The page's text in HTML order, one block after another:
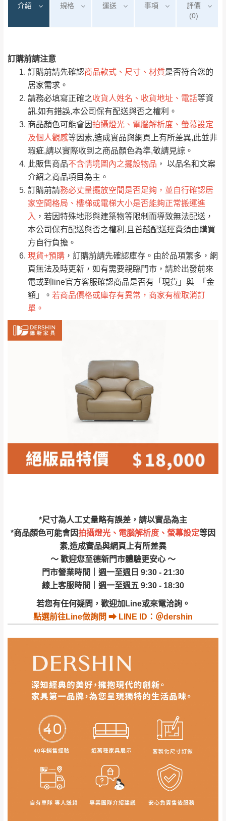
介紹
規格
運送
事項
評價
(0)
訂購前請注意
訂購前請先確認商品款式、尺寸、材質是否符合您的
居家需求。
請務必填寫正確之收貨人姓名、收貨地址、電話等資
訊,如有錯誤,本公司保有配送與否之權利。
商品顏色可能會因拍攝燈光、電腦解析度、螢幕設定
及個人觀感等因素,造成實品與網頁上有所差異,此並非
瑕疵,請以實際收到之商品顏色為準,敬請見諒。
此販售商品不含情境圖內之擺設物品 ， 以品名和文案
介紹之商品項目為主。
訂購前請務必丈量擺放空間是否足夠，並自行確認居
家空間格局、樓梯或電梯大小是否能夠正常搬運進
入 ，若因特殊地形與建築物等限制而導致無法配送，
本公司保有配送與否之權利,且首趟配送運費須由購買
方自行負擔。
現貨+預購 ，訂購前請先確認庫存。由於品項繁多，網
頁無法及時更新，如有需要親臨門市，請於出發前來
電或到line官方客服確認商品是否有「現貨」與 「金
額」。 若商品價格或庫存有異常，商家有權取消訂
單。
*尺寸為人工丈量略有誤差，請以實品為主
*商品顏色可能會因拍攝燈光、電腦解析度、螢幕設定等因
素,造成實品與網頁上有所差異
～ 歡迎您至德新門市體驗更安心 ～
門市營業時間｜週一至週日 9:30 - 21:30
線上客服時間｜週一至週五 9:30 - 18:30
若您有任何疑問，歡迎加Line或來電洽詢。
點選前往Line做詢問 ⮕ LINE ID：＠dershin
運 費 說 明
運送地區 運送費用
偏遠地區
（請先線上詢問 LINE
→@dershin ）
桃園
免 運
費
復興鄉
新竹
峨眉鄉、五峰鄉、
橫山、北埔鄉、尖
石鄉、寶山鄉山
區、新埔山區、芎
里
台北 無
區、北投湖山路、
$ 9,000以上：免
NT$500元
＊A108產品另收運費
NT$500元
＊A108產品另收運費
安鄉、大湖鄉、頭
屋、獅潭鄉
配送天數：5~14天
到貨時間：指定送貨日當天以電話聯絡確認
｜周（一）配送部門固定公休無送貨｜
台北市、新北市地區固定每周(三)、(日)兩天收送貨
暫無配送地區：彰化、南投、雲林、嘉義、台南、高
雄、屏東、宜蘭、 花蓮、台東、金門、馬祖、澎湖地區
（可於LINE線上詢問 →@dershin）
加收說明
。
注意事項：
由於品項繁多，網頁無法及時更新，如有需
要購買商品，請於出發前來電或到「官方
Line客服」來信確認商品是否有「現貨」與
「金額」。
若商品價格或庫存有異常，商家有權取消訂
單。部分網路商品恕無法更改原設計或客製，敬請
見諒！
接單後二日內(不含例假日)，我們客服會與您
電話聯絡或E-Mail通知確認訂單。
（線上客
服 LINE → @dershin）
下單前先詢問是否現貨 ，若未詢問下單後無
現貨我們客服會再來電或E-Mail與您聯絡
（洽詢方式請搜尋 Line ID → @dershin）
運送範圍：限定北至基隆，南至苗栗，偏遠
地區恕無法提供運送 (詳見運送規章)。
配送範圍：
苗栗至基隆；其它地區暫不開放，如因特殊
地型限制(山區、鄉、鎮、村)、樓梯太小、無
保有出貨的權利。
保護物流人員的工作安全，賣家無提供吊掛
服務，若需以吊車或其他的吊掛方式吊運，
費用將由買方自行支付。
因大型傢俱有組裝、配送的問題，並非一般
天在家等貨，以節省您的寶貴時間。
由於百貨公司配送較為不易，故暫無法配送
發票寄送：
若您選擇三聯式或索取兩聯式發票，發票將於商品
完成出貨15個工作天另行寄出，另外約加上2~7個
工作天內送達，如遇國定假日將順延寄送。
退換貨說明：
若收到不良品，請於到貨日起七日內通知本
公司客服人員，我們將為您更換新品，運費
皆由本站負責，所有退回及換貨之商品必須
是全新狀態且完整包裝，床墊、床包、枕頭
包裝、廠商紙及所有附隨文件或資料之完整
貨。
由於透過電腦螢幕選購商品，可能會因個人
電腦螢幕的設定色差或解析度等因素， 與實
際商品的顏色、質感稍有不同，如因此而需
退換貨，
需自付來回運費及人資成本，請您
訂購前詳加確認。(包含商品尺寸是否合適)。
訂購前請確認商品尺寸，大型物件因為人工
丈量，難免會有些許誤差值(約正負0.5CM)
0/5 (0)筆
全部 依評論高至低排列
依評論低至高排列 只顯示附上圖片
只顯示附上評論